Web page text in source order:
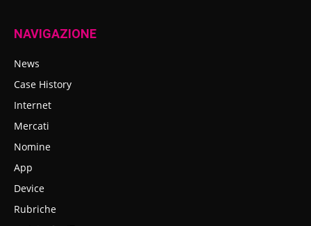
NAVIGAZIONE
News
Case History
Internet
Mercati
Nomine
App
Device
Rubriche